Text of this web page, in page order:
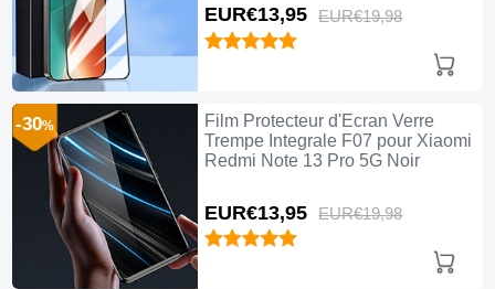
EUR€13,95 EUR€19,98
Film Protecteur d'Ecran Verre
Trempe Integrale F07 pour Xiaomi
Redmi Note 13 Pro 5G Noir
EUR€13,95 EUR€19,98
-30%